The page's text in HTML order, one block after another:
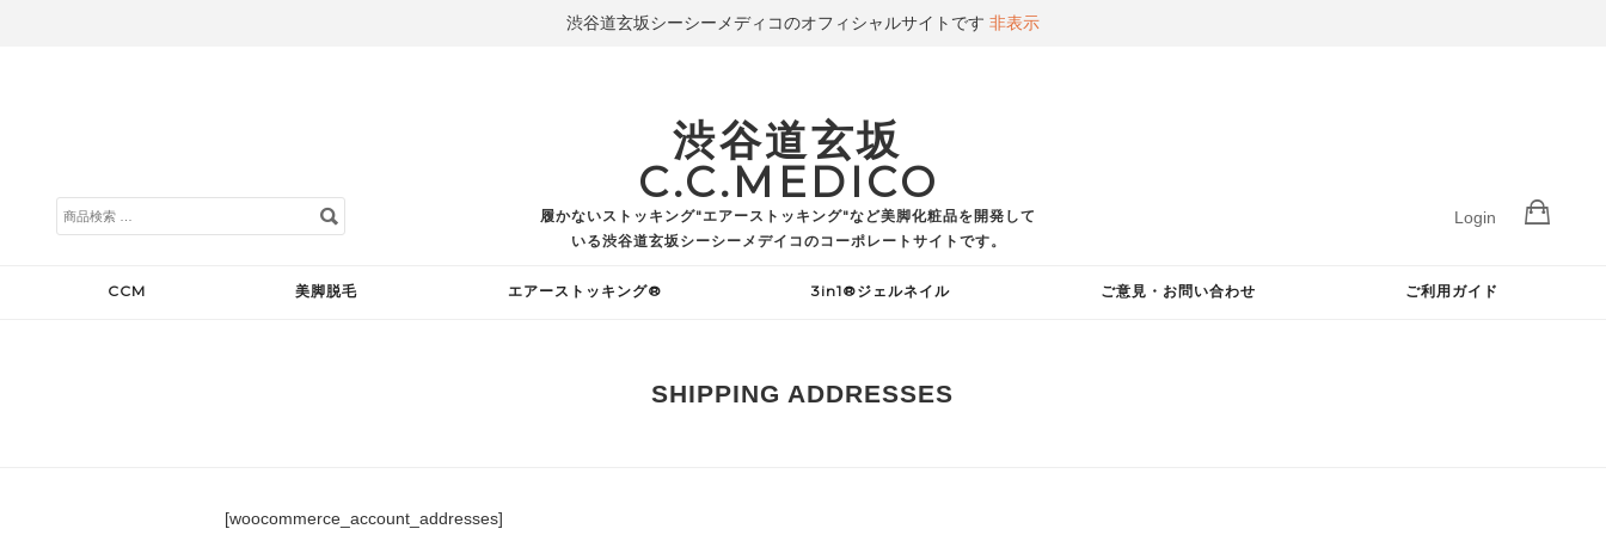
検
索
渋谷道玄坂
C.C.MEDICO
履かないストッキング"エアーストッキング"など美脚化粧品を開発して
いる渋谷道玄坂シーシーメデイコのコーポレートサイトです。
Login
CCM 美脚脱毛 エアーストッキング® 3in1®ジェルネイル ご意見・お問い合わせ ご利用ガイド
SHIPPING ADDRESSES
[woocommerce_account_addresses]
渋谷道玄坂シーシーメディコのオフィシャルサイトです 非表示